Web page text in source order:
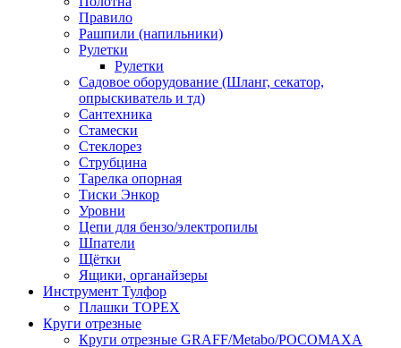
Правило
Рашпили (напильники)
Рулетки
Рулетки
Садовое оборудование (Шланг, секатор,
опрыскиватель и тд)
Сантехника
Стамески
Стеклорез
Струбцина
Тарелка опорная
Тиски Энкор
Уровни
Цепи для бензо/электропилы
Шпатели
Щётки
Ящики, органайзеры
Инструмент Тулфор
Плашки ТОРЕХ
Круги отрезные
Круги отрезные GRAFF/Metabo/РОСОМАХА